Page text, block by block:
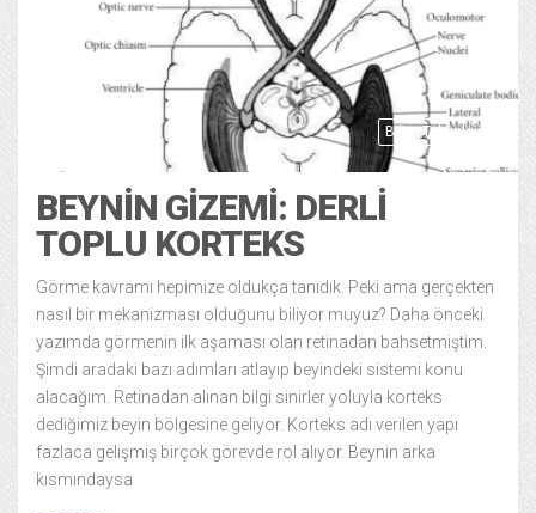
Bilim Teknoloji
BEYNİN GİZEMİ: DERLI
TOPLU KORTEKS
Görme kavramı hepimize oldukça tanıdık. Peki ama gerçekten
nasıl bir mekanizması olduğunu biliyor muyuz? Daha önceki
yazımda görmenin ilk aşaması olan retinadan bahsetmiştim.
Şimdi aradaki bazı adımları atlayıp beyindeki sistemi konu
alacağım. Retinadan alınan bilgi sinirler yoluyla korteks
dediğimiz beyin bölgesine geliyor. Korteks adı verilen yapı
fazlaca gelişmiş birçok görevde rol alıyor. Beynin arka
kısmındaysa